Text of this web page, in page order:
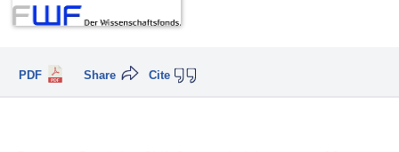
PDF Cite
Share